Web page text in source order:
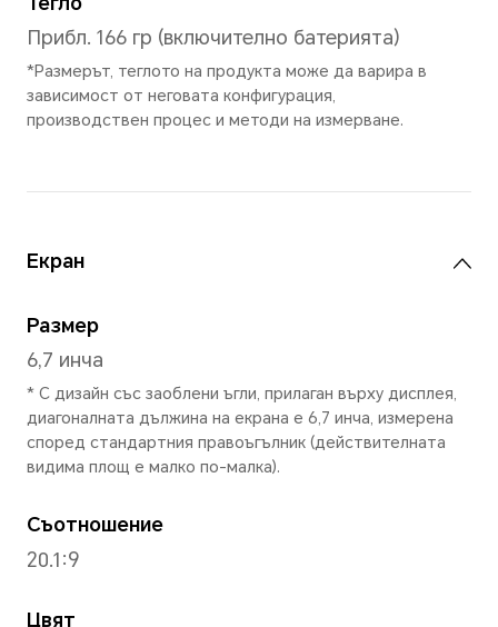
Дължина
161,05 мм
74,55 мм